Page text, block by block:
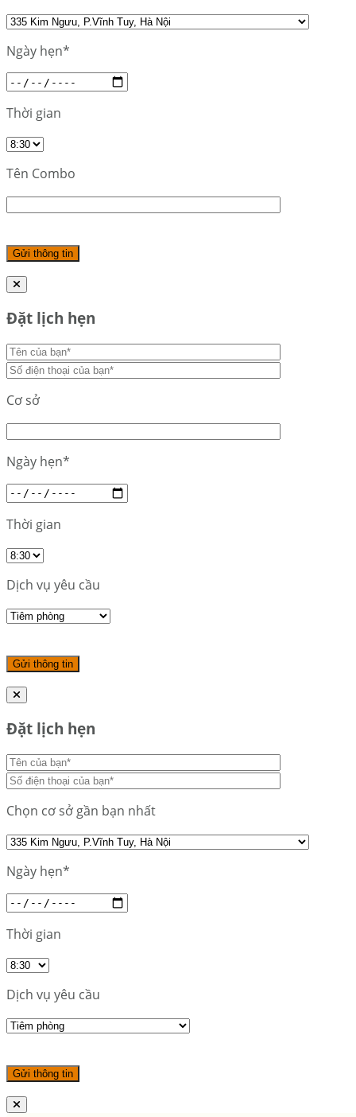
Ngày hẹn*
Thời gian
Tên Combo
Đặt lịch hẹn
Cơ sở
Ngày hẹn*
Thời gian
Dịch vụ yêu cầu
Đặt lịch hẹn
Chọn cơ sở gần bạn nhất
Ngày hẹn*
Thời gian
Dịch vụ yêu cầu